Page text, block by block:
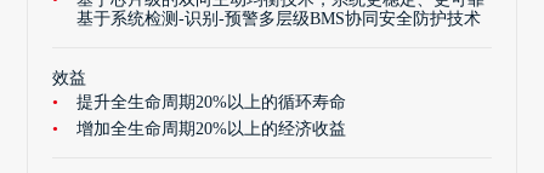
基于系统检测-识别-预警多层级BMS协同安全防护技术
效益
提升全生命周期20%以上的循环寿命
增加全生命周期20%以上的经济收益